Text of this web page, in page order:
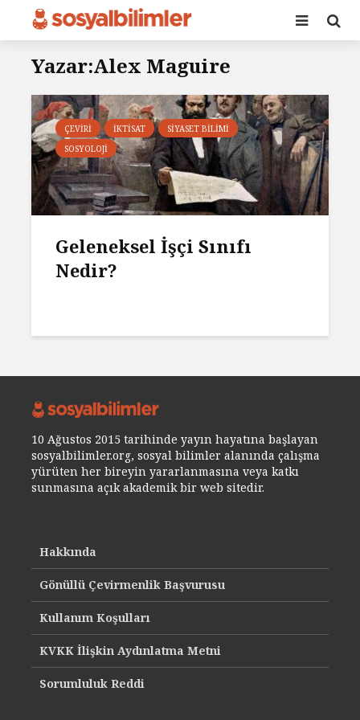
Yazar:Alex Maguire
ÇEVIRI İKTISAT
SIYASET BILIMI
SOSYOLOJI
Geleneksel İşçi Sınıfı
Nedir?
10 Ağustos 2015 tarihinde yayın hayatına başlayan
sosyalbilimler.org, sosyal bilimler alanında çalışma
yürüten her bireyin yararlanmasına veya katkı
sunmasına açık akademik bir web sitedir.
Hakkında
Gönüllü Çevirmenlik Başvurusu
Kullanım Koşulları
KVKK İlişkin Aydınlatma Metni
Sorumluluk Reddi